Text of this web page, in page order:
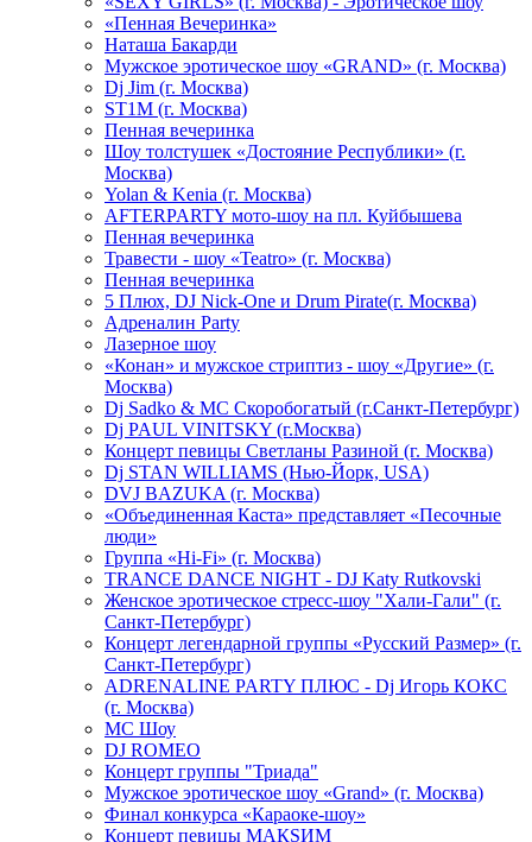
«Пенная Вечеринка»
Hаташа Бакарди
Мужское эротическое шоу «GRAND» (г. Москва)
Dj Jim (г. Москва)
ST1M (г. Москва)
Пенная вечеринка
Шоу толстушек «Достояние Республики» (г.
Москва)
Yolan & Kenia (г. Москва)
AFTERPARTY мото-шоу на пл. Куйбышева
Пенная вечеринка
Травести - шоу «Teatro» (г. Москва)
Пенная вечеринка
5 Плюх, DJ Nick-One и Drum Pirate(г. Москва)
Адреналин Party
Лазерное шоу
«Конан» и мужское стриптиз - шоу «Другие» (г.
Москва)
Dj Sadko & МС Скоробогатый (г.Санкт-Петербург)
Dj PAUL VINITSKY (г.Москва)
Концерт певицы Светланы Разиной (г. Москва)
Dj STAN WILLIAMS (Нью-Йорк, USA)
DVJ BAZUKA (г. Москва)
«Объединенная Каста» представляет «Песочные
люди»
Группа «Hi-Fi» (г. Москва)
TRANCE DANCE NIGHT - DJ Katy Rutkovski
Женское эротическое стресс-шоу "Хали-Гали" (г.
Санкт-Петербург)
Концерт легендарной группы «Русский Размер» (г.
Санкт-Петербург)
ADRENALINE PARTY ПЛЮС - Dj Игорь КОКС
(г. Москва)
MC Шоу
DJ ROMEO
Концерт группы "Триада"
Мужское эротическое шоу «Grand» (г. Москва)
Финал конкурса «Караоке-шоу»
Концерт певицы МАКSИМ